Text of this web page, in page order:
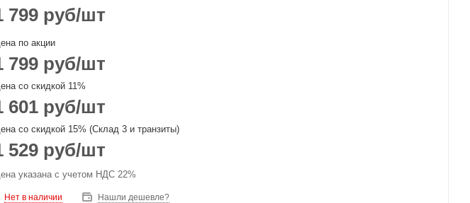
799 руб/шт
по акции
799 руб/шт
со скидкой 11%
601 руб/шт
со скидкой 15% (Склад 3 и транзиты)
529 руб/шт
указана с учетом НДС 22%
Нет в наличии Нашли дешевле?